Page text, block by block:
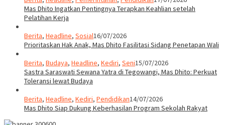
Mas Dhito Ingatkan Pentingnya Terapkan Keahlian setelah
Pelatihan Kerja
Berita, Headline, Sosial16/07/2026
Prioritaskan Hak Anak, Mas Dhito Fasilitasi Sidang Penetapan Wali
Berita, Budaya, Headline, Kediri, Seni15/07/2026
Sastra Saraswati Sewana Yatra di Tegowangi, Mas Dhito: Perkuat
Toleransi lewat Budaya
Berita, Headline, Kediri, Pendidikan14/07/2026
Mas Dhito Siap Dukung Keberhasilan Program Sekolah Rakyat